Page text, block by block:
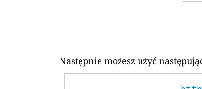
Następnie możesz użyć